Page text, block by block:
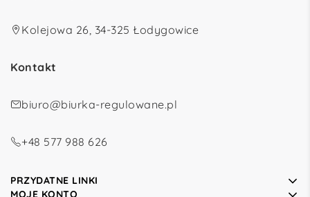
Kolejowa 26, 34-325 Łodygowice
Kontakt
biuro@biurka-regulowane.pl
+48 577 988 626
PRZYDATNE LINKI
MOJE KONTO